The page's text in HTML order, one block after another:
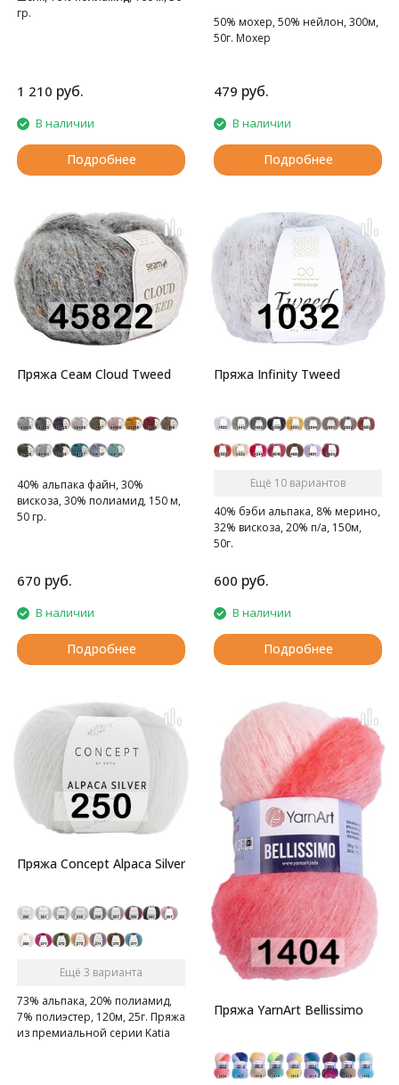
гр.
1 210 руб.
В наличии
Подробнее
50% мохер, 50% нейлон, 300м,
50г. Мохер
479 руб.
В наличии
Подробнее
Пряжа Сеам Cloud Tweed
40% альпака файн, 30%
вискоза, 30% полиамид, 150 м,
50 гр.
670 руб.
В наличии
Подробнее
Пряжа Infinity Tweed
Ещё 10 вариантов
40% бэби альпака, 8% мерино,
32% вискоза, 20% п/а, 150м,
50г.
600 руб.
В наличии
Подробнее
Пряжа Concept Alpaca Silver
Ещё 3 варианта
73% альпака, 20% полиамид,
7% полиэстер, 120м, 25г. Пряжа
из премиальной серии Katia
Пряжа YarnArt Bellissimo